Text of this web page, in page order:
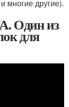
многие другие).
Один из
для